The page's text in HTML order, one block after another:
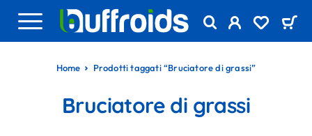
Home Prodotti taggati “Bruciatore di grassi”
Bruciatore di grassi